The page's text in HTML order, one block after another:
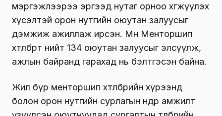
мэргэжлээрээ эргээд нутаг орноо хөгжүүлэх
хүсэлтэй орон нутгийн оюутан залуусыг
дэмжиж ажиллаж ирсэн. Мөн Менторшип
хөтөлбөртөө нийт 134 оюутан залуусыг элсүүлж,
ажлын байранд гарахад нь бэлтгэсэн байна.
Жил бүр менторшип хөтөлбөрийн хүрээнд
болон орон нутгийн сурлагын өндөр амжилт